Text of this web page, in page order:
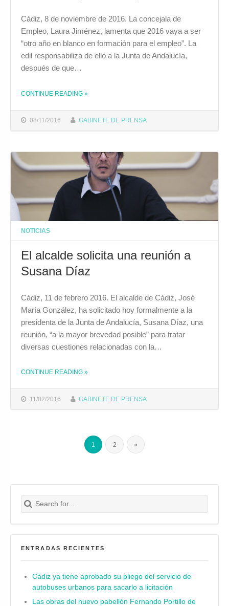
08/11/2016 GABINETE DE PRENSA
Cádiz, 8 de noviembre de 2016. La concejala de
Empleo, Laura Jiménez, lamenta que 2016 vaya a ser
“otro año en blanco en formación para el empleo”. La
edil responsabiliza de ello a la Junta de Andalucía,
después de que…
CONTINUE READING THE "LAURA JIMÉNEZ LAMENTA QUE 2016 VAYA A SER “OTRO AÑO EN BLANCO EN FORMACIÓN PARA EL EMPLEO”"
»
NOTICIAS
El alcalde solicita una reunión a
Susana Díaz
11/02/2016 GABINETE DE PRENSA
Cádiz, 11 de febrero 2016. El alcalde de Cádiz, José
María González, ha solicitado hoy formalmente a la
presidenta de la Junta de Andalucía, Susana Díaz, una
reunión, “a la mayor brevedad posible” para tratar
diversas cuestiones relacionadas con la…
CONTINUE READING »
1 2 »
Search for:
Buscar
ENTRADAS RECIENTES
Cádiz ya tiene aprobado su pliego del servicio de
autobuses urbanos para sacarlo a licitación
Las obras del nuevo pabellón Fernando Portillo de